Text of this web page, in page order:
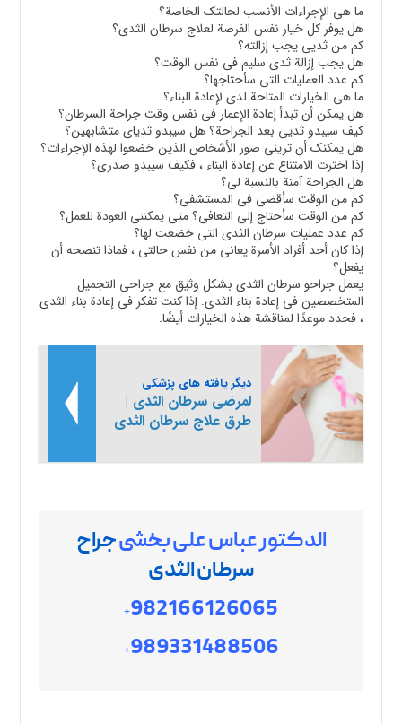
ما هي الإجراءات الأنسب لحالتك الخاصة؟
هل يوفر كل خيار نفس الفرصة لعلاج سرطان الثدي؟
كم من ثديي يجب إزالته؟
هل يجب إزالة ثدي سليم في نفس الوقت؟
كم عدد العمليات التي سأحتاجها؟
ما هي الخيارات المتاحة لدي لإعادة البناء؟
هل يمكن أن تبدأ إعادة الإعمار في نفس وقت جراحة السرطان؟
كيف سيبدو ثديي بعد الجراحة؟ هل سيبدو ثدياي متشابهين؟
هل يمكنك أن تريني صور الأشخاص الذين خضعوا لهذه الإجراءات؟
إذا اخترت الامتناع عن إعادة البناء ، فكيف سيبدو صدري؟
هل الجراحة آمنة بالنسبة لي؟
كم من الوقت سأقضي في المستشفى؟
كم من الوقت سأحتاج إلى التعافي؟ متى يمكنني العودة للعمل؟
كم عدد عمليات سرطان الثدي التي خضعت لها؟
إذا كان أحد أفراد الأسرة يعاني من نفس حالتي ، فماذا تنصحه أن
يفعل؟
يعمل جراحو سرطان الثدي بشكل وثيق مع جراحي التجميل
المتخصصين في إعادة بناء الثدي. إذا كنت تفكر في إعادة بناء الثدي
، فحدد موعدًا لمناقشة هذه الخيارات أيضًا.
دیگر یافته های پزشکی
لمرضى سرطان الثدي |
طرق علاج سرطان الثدي
الدکتور عباس علی بخشیجراح
سرطان الثدی
982166126065
+
989331488506
+